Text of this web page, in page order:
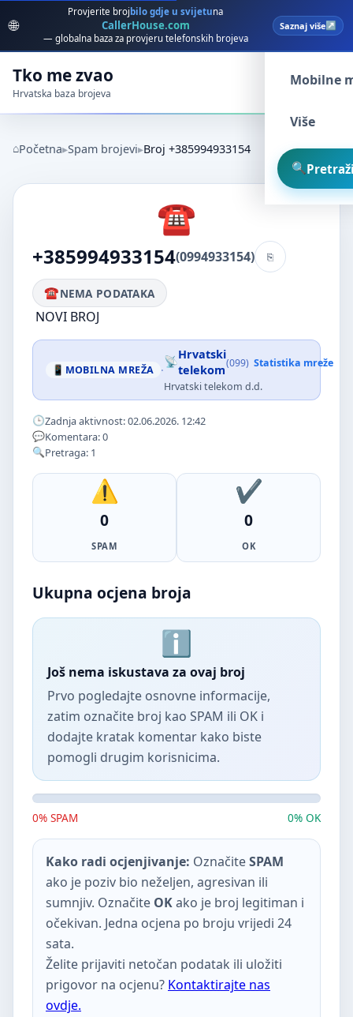
🌐
Provjerite broj bilo gdje u svijetuna
CallerHouse.com
— globalna baza za provjeru telefonskih brojeva
Saznaj više
Tko me zvao
Hrvatska baza brojeva
Spam
Mobilne
Više
Početna Spam brojevi Broj +385994933154
+385994933154(0994933154)
NEMA PODATAKA
NOVI BROJ
MOBILNA MREŽA ·
Hrvatski
telekom(099) Statistika mreže
Hrvatski telekom d.d.
Zadnja aktivnost: 02.06.2026. 12:42
Komentara: 0
Pretraga: 1
0
SPAM
0
OK
Ukupna ocjena broja
Još nema iskustava za ovaj broj
Prvo pogledajte osnovne informacije,
zatim označite broj kao SPAM ili OK i
dodajte kratak komentar kako biste
pomogli drugim korisnicima.
0% SPAM 0% OK
Kako radi ocjenjivanje: OznačiteSPAM
ako je poziv bio neželjen, agresivan ili
sumnjiv. Označite OKako je broj legitiman i
očekivan. Jedna ocjena po broju vrijedi 24
sata.
Želite prijaviti netočan podatak ili uložiti
prigovor na ocjenu? Kontaktirajte nas
ovdje.